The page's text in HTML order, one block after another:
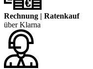
Rechnung | Ratenkauf
über Klarna